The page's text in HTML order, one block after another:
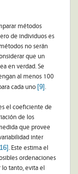
métodos
de individuos es
no serán
que un
en verdad. Se
al menos 100
cada uno [9].
el coeficiente de
de los
que provee
inter
. Este estima el
ordenaciones
tanto, evita el